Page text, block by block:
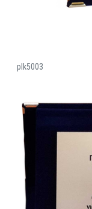
plk5003